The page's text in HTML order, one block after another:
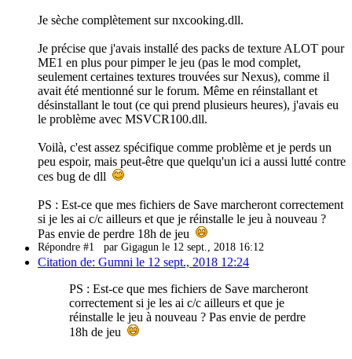
Je sèche complètement sur nxcooking.dll.
Je précise que j'avais installé des packs de texture ALOT pour
ME1 en plus pour pimper le jeu (pas le mod complet,
seulement certaines textures trouvées sur Nexus), comme il
avait été mentionné sur le forum. Même en réinstallant et
désinstallant le tout (ce qui prend plusieurs heures), j'avais eu
le problème avec MSVCR100.dll.
Voilà, c'est assez spécifique comme problème et je perds un
peu espoir, mais peut-être que quelqu'un ici a aussi lutté contre
ces bug de dll
PS : Est-ce que mes fichiers de Save marcheront correctement
si je les ai c/c ailleurs et que je réinstalle le jeu à nouveau ?
Pas envie de perdre 18h de jeu
Répondre #1 par Gigagun le 12 sept., 2018 16:12
Citation de: Gumni le 12 sept., 2018 12:24
PS : Est-ce que mes fichiers de Save marcheront
correctement si je les ai c/c ailleurs et que je
réinstalle le jeu à nouveau ? Pas envie de perdre
18h de jeu